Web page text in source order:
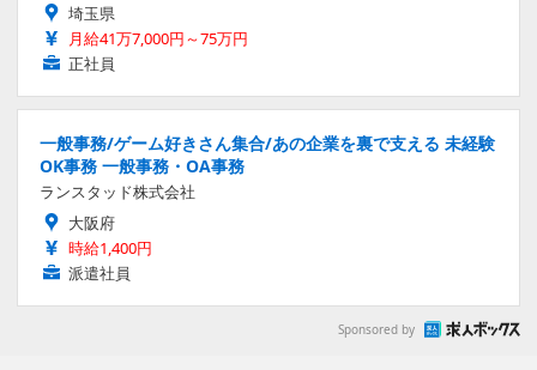
埼玉県
月給41万7,000円～75万円
正社員
一般事務/ゲーム好きさん集合/あの企業を裏で支える 未経験
OK事務 一般事務・OA事務
ランスタッド株式会社
大阪府
時給1,400円
派遣社員
Sponsored by